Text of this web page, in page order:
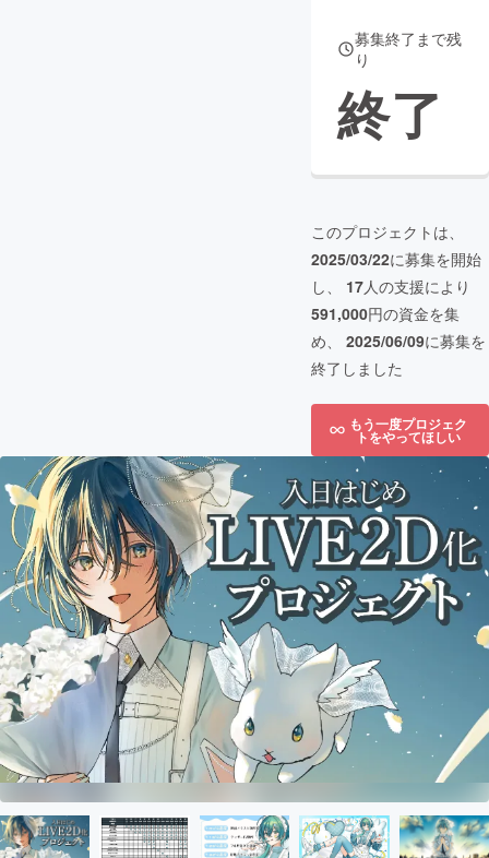
募集終了まで残
り
終了
このプロジェクトは、
2025/03/22に募集を開始
し、 17人の支援により
591,000円の資金を集
め、 2025/06/09に募集を
終了しました
もう一度プロジェク
トをやってほしい